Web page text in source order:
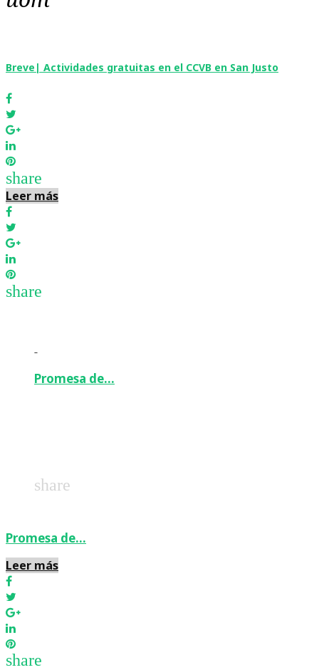
uom
Breve| Actividades gratuitas en el CCVB en San Justo
Facebook
Google+
LinkedIn
Pinterest
share
Leer más
Facebook
Google+
LinkedIn
Pinterest
share
-
Promesa de…
share
Promesa de…
Leer más
Facebook
Google+
LinkedIn
Pinterest
share